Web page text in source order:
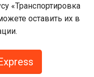
«Транспортировка
оставить их в